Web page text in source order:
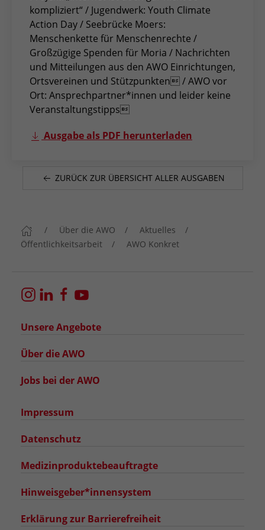
kompliziert“ / Jugendwerk: Youth Climate
Action Day / Seebrücke Moers:
Menschenkette für Menschenrechte /
Großzügige Spenden für Moria / Nachrichten
und Mitteilungen aus den AWO Einrichtungen,
Ortsvereinen und Stützpunkten / AWO vor
Ort: Ansprechpartner*innen und leider keine
Veranstaltungstipps
Ausgabe als PDF herunterladen
ZURÜCK ZUR ÜBERSICHT ALLER AUSGABEN
Über die AWO
Aktuelles
Öffentlichkeitsarbeit
AWO Konkret
Unsere Angebote
Über die AWO
Jobs bei der AWO
Impressum
Datenschutz
Medizinproduktebeauftragte
Hinweisgeber*innensystem
Erklärung zur Barrierefreiheit